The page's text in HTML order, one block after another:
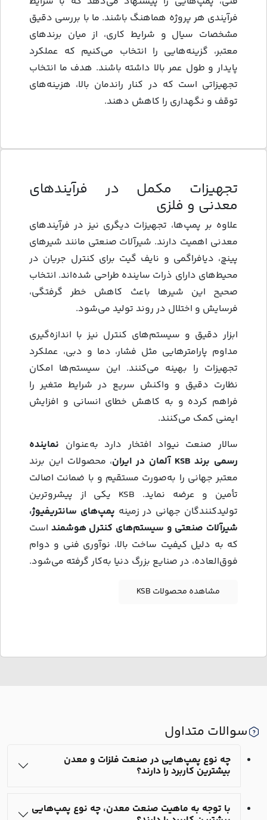
فرآیندی هر پروژه هماهنگ باشند. ما با بررسی دقیق
مشخصات سیال و شرایط کاری، از میان برندهای
معتبر، گزینه‌هایی را انتخاب می‌کنیم که عملکرد
پایدار و طول عمر بالا داشته باشند. هدف ما انتخاب
تجهیزاتی است که در کنار راندمان بالا، هزینه‌های
توقف و نگهداری را کاهش دهند.
تجهیزات مکمل در فرآیندهای
معدنی و فلزی
علاوه بر پمپ‌ها، تجهیزات دیگری نیز در فرآیندهای
معدنی اهمیت دارند. شیرآلات صنعتی مانند شیرهای
پینچ، دیافراگمی و نایف گیت برای کنترل جریان در
محیط‌های دارای ذرات ساینده طراحی شده‌اند. انتخاب
صحیح این شیرها باعث کاهش خطر گرفتگی،
فرسایش و اختلال در روند تولید می‌شود.
ابزار دقیق و سیستم‌های کنترل نیز با اندازه‌گیری
مداوم پارامترهایی مثل فشار، دما و دبی، عملکرد
تجهیزات را بهینه می‌کنند. این سیستم‌ها امکان
نظارت دقیق و واکنش سریع در شرایط متغیر را
فراهم کرده و به کاهش خطای انسانی و افزایش
ایمنی کمک می‌کنند.
سالار صنعت نیواد افتخار دارد به‌عنوان نماینده
رسمی برند KSB آلمان در ایران
، محصولات این برند
معتبر جهانی را به‌صورت مستقیم و با ضمانت اصالت
تأمین و عرضه نماید. KSB یکی از پیشروترین
تولیدکنندگان جهانی در زمینه پمپ‌های سانتریفیوژ،
شیرآلات صنعتی و سیستم‌های کنترل هوشمند است
که به دلیل کیفیت ساخت بالا، نوآوری فنی و دوام
فوق‌العاده، در صنایع بزرگ دنیا به‌کار گرفته می‌شود.
مشاهده محصولات KSB
سوالات متداول
چه نوع پمپ‌هایی در صنعت فلزات و معدن
بیشترین کاربرد را دارند؟
با توجه به ماهیت صنعت معدن، چه نوع پمپ‌هایی